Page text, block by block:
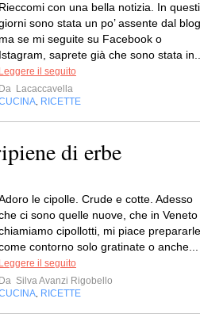
Rieccomi con una bella notizia. In questi
sono stata un po’ assente dal
ma se mi seguite su Facebook o
Istagram, saprete già che sono stata
Leggere il seguito
Da Lacaccavella
RICETTE
di erbe
le cipolle. Crude e cotte. Adesso
ci sono quelle nuove, che in Veneto
cipollotti, mi piace prepararle
contorno solo gratinate o anche...
Leggere il seguito
Da Silva Avanzi Rigobello
RICETTE